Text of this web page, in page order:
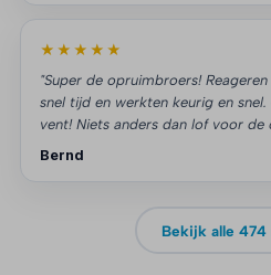
★★★★★
"Super de opruimbroers!
snel tijd en werkten keurig en
vent! Niets anders dan lof voor de
Bernd
Bekijk alle 474